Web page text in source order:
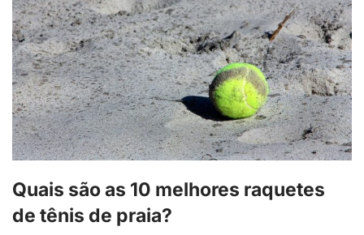
Quais são as 10 melhores raquetes
de tênis de praia?